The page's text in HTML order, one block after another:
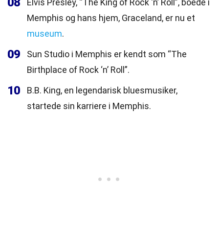
Elvis Presley, “The King of Rock ‘n’ Roll”, boede i
Memphis og hans hjem, Graceland, er nu et
museum.
09
Sun Studio i Memphis er kendt som “The
Birthplace of Rock ‘n’ Roll”.
10
B.B. King, en legendarisk bluesmusiker,
startede sin karriere i Memphis.